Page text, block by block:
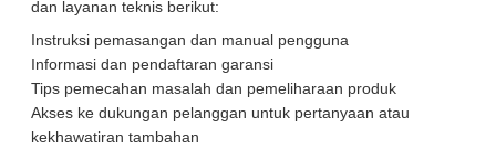
dan layanan teknis berikut:
Instruksi pemasangan dan manual pengguna
Informasi dan pendaftaran garansi
Tips pemecahan masalah dan pemeliharaan produk
Akses ke dukungan pelanggan untuk pertanyaan atau
kekhawatiran tambahan